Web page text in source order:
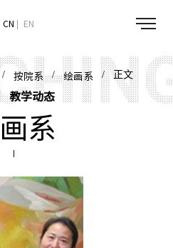
CN EN
按院系/绘画系 / 正文
教学动态
系